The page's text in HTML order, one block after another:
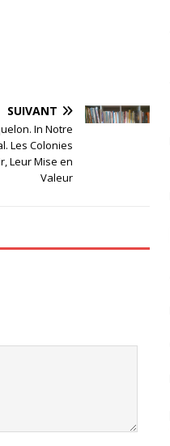
SUIVANT
In Notre
Les Colonies
Leur Mise en
Valeur